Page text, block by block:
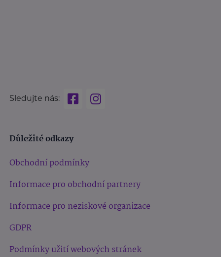
Sledujte nás:
Důležité odkazy
Obchodní podmínky
Informace pro obchodní partnery
Informace pro neziskové organizace
GDPR
Podmínky užití webových stránek